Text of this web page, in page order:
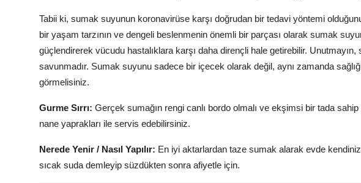
Tabii ki, sumak suyunun koronavirüse karşı doğrudan bir tedavi yöntemi
bir yaşam tarzının ve dengeli beslenmenin önemli bir parçası olarak sumak
güçlendirerek vücudu hastalıklara karşı daha dirençli hale getirebilir. Unutmayın,
savunmadır. Sumak suyunu sadece bir içecek olarak değil, aynı zamanda
görmelisiniz.
Gurme Sırrı: Gerçek sumağın rengi canlı bordo olmalı ve ekşimsi bir tada
nane yaprakları ile servis edebilirsiniz.
Nerede Yenir / Nasıl Yapılır: En iyi aktarlardan taze sumak alarak evde
sıcak suda demleyip süzdükten sonra afiyetle için.